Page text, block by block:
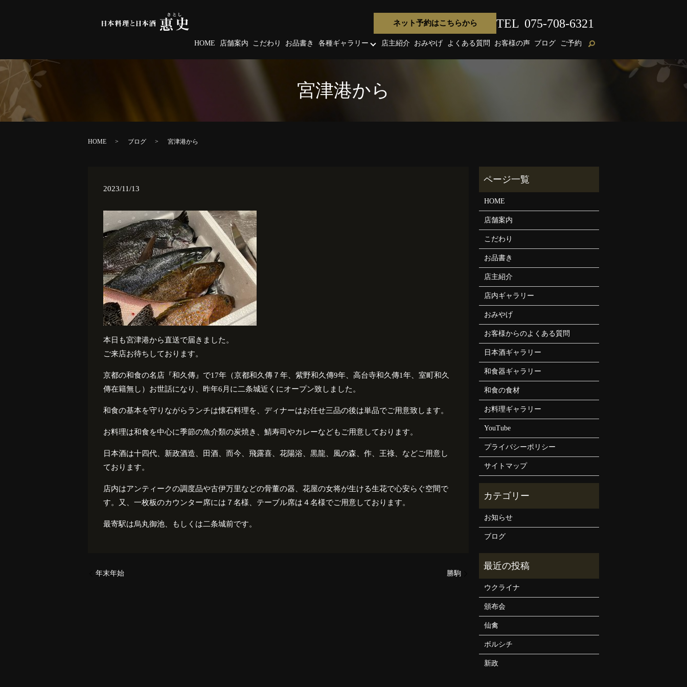
HOME 店舗案内 こだわり お品書き 各種ギャラリー 店主紹介 おみやげ よくある質問 お客様の声 ブログ ご予約
ネット予約はこちらから TEL 075-708-6321
宮津港から
HOME ブログ 宮津港から
2023/11/13
本日も宮津港から直送で届きました。
ご来店お待ちしております。
京都の和食の名店『和久傳』で17年（京都和久傳７年、紫野和久傳9年、高台寺和久傳1年、室町和久
傳在籍無し）お世話になり、昨年6 月に二条城近くにオープン致しました。
和食の基本を守りながらランチは懐石料理を、ディナーはお任せ三品の後は単品でご用意致します。
お料理は和食を中心に季節の魚介類の炭焼き、鯖寿司やカレーなどもご用意しております。
日本酒は十四代、新政酒造、田酒、而今、飛露喜、花陽浴、黒龍、風の森、作、王祿、などご用意し
ております。
店内はアンティークの調度品や古伊万里などの骨董の器、花屋の女将が生ける生花で心安らぐ空間で
す。又、一枚板のカウンター席には７名様、テーブル席は４名様でご用意しております。
最寄駅は烏丸御池、もしくは二条城前です。
年末年始 勝駒
HOME
店舗案内
こだわり
お品書き
店主紹介
店内ギャラリー
おみやげ
お客様からのよくある質問
日本酒ギャラリー
和食器ギャラリー
和食の食材
お料理ギャラリー
YouTube
プライバシーポリシー
サイトマップ
お知らせ
ブログ
ウクライナ
頒布会
仙禽
ボルシチ
新政